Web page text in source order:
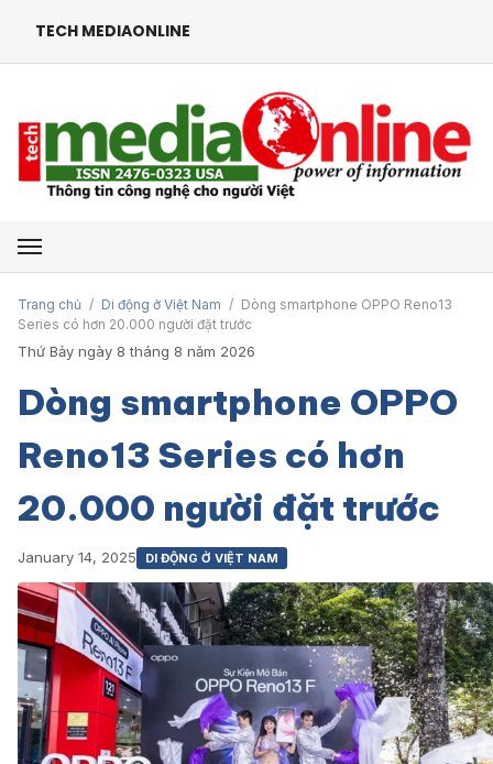
TECH MEDIAONLINE
Mở menu
Trang chủ / Di động ở Việt Nam / Dòng smartphone OPPO Reno13
Series có hơn 20.000 người đặt trước
Thứ Bảy ngày 8 tháng 8 năm 2026
Dòng smartphone OPPO
Reno13 Series có hơn
20.000 người đặt trước
January 14, 2025 DI ĐỘNG Ở VIỆT NAM